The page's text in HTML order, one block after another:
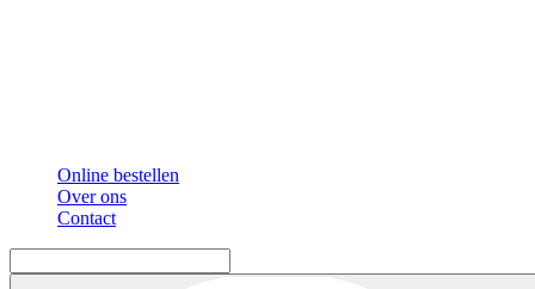
Online bestellen
Over ons
Contact